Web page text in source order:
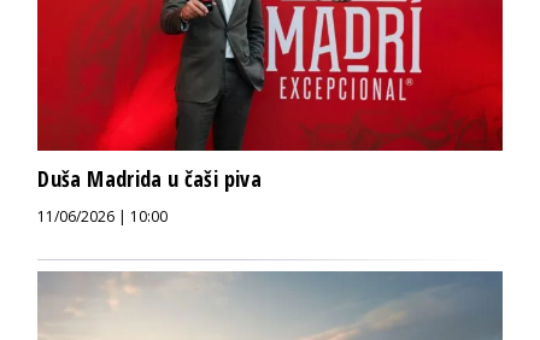
Duša Madrida u čaši piva
11/06/2026 | 10:00